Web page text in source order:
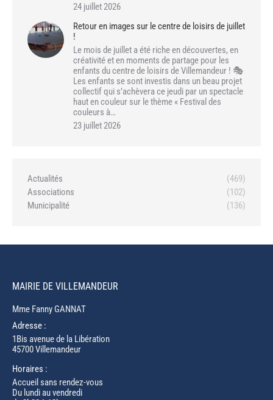
24 juillet 2026
Retour en images sur le centre de loisirs de juillet
!
Le mois de juillet a été riche en découvertes, en
créativité et en moments de partage pour les
enfants du centre de loisirs de Villemandeur ! 🎭
Les enfants se sont investis dans un beau projet
collectif qui s’achèvera ce jeudi par un spectacle
haut en couleur sur le thème « Festival des
couleurs à…
23 juillet 2026
Actualités
(469)
Associations
(102)
Municipalité
(136)
MAIRIE DE VILLEMANDEUR
Mme Fanny GANNAT
Adresse :
1Bis avenue de la Libération
45700 Villemandeur
Horaires :
Accueil sans rendez-vous
Du lundi au vendredi